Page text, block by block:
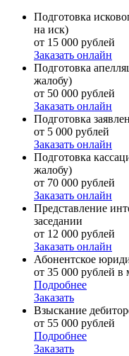
Подготовка
на иск)
от 15 000 рублей
Заказать онлайн
Подготовка
жалобу)
от 50 000 рублей
Заказать онлайн
Подготовка
от 5 000 рублей
Заказать онлайн
Подготовка
жалобу)
от 70 000 рублей
Заказать онлайн
Представление
заседании
от 12 000 рублей
Заказать онлайн
Абонентское
от 35 000 рублей в
Подробнее
Заказать
Взыскание
от 55 000 рублей
Подробнее
Заказать